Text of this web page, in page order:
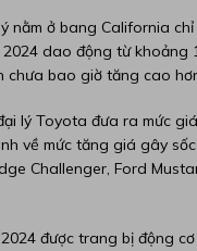
nằm ở bang California
dao động từ khoảng
bao giờ tăng cao
lý Toyota đưa ra mức
về mức tăng giá gây
Challenger, Ford
được trang bị động